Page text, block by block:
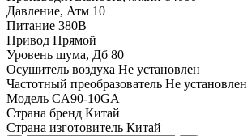
Давление, Атм 10
Питание 380В
Привод Прямой
Уровень шума, Дб 80
Осушитель воздуха Не установлен
Частотный преобразователь Не установлен
Модель CA90-10GA
Страна бренд Китай
Страна изготовитель Китай